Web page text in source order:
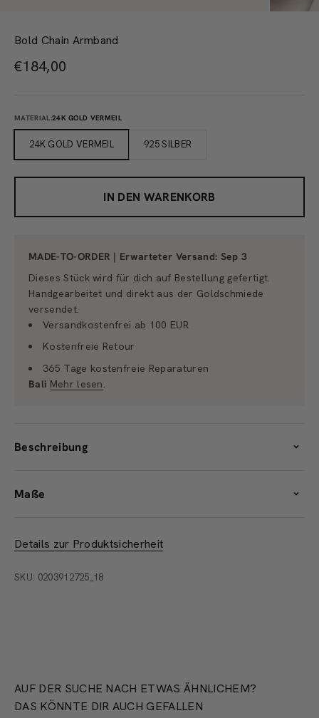
Bold Chain Armband
Angebot
€184,00
MATERIAL:24K GOLD VERMEIL
24K GOLD VERMEIL 925 SILBER
IN DEN WARENKORB
MADE-TO-ORDER | Erwarteter Versand: Sep 3
Dieses Stück wird für dich auf Bestellung gefertigt.
Handgearbeitet und direkt aus der Goldschmiede
versendet.
Versandkostenfrei ab 100 EUR
Kostenfreie Retour
365 Tage kostenfreie Reparaturen
Bali Mehr lesen.
Beschreibung
Maße
Details zur Produktsicherheit
SKU: 0203912725_18
AUF DER SUCHE NACH ETWAS ÄHNLICHEM?
DAS KÖNNTE DIR AUCH GEFALLEN